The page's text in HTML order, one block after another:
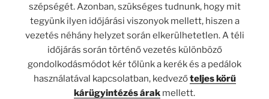
szépségét. Azonban, szükséges tudnunk, hogy mit
tegyünk ilyen időjárási viszonyok mellett, hiszen a
vezetés néhány helyzet során elkerülhetetlen. A téli
időjárás során történő vezetés különböző
gondolkodásmódot kér tőlünk a kerék és a pedálok
használatával kapcsolatban, kedvezőteljes körű
kárügyintézés árak mellett.